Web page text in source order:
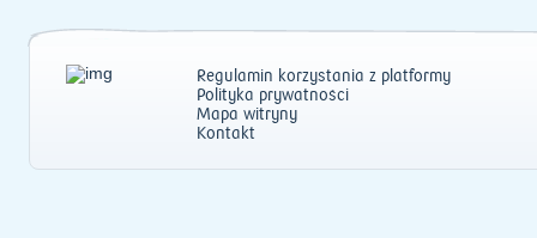
Regulamin korzystania z platformy
Polityka prywatności
Mapa witryny
Kontakt